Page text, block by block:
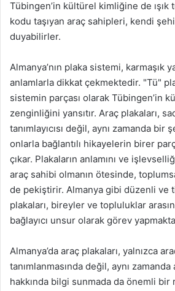
Tübingen’in kültürel kimliğine de ışık
kodu taşıyan araç sahipleri, kendi
duyabilirler.
Almanya’nın plaka sistemi, karmaşık
anlamlarla dikkat çekmektedir. "Tü"
sistemin parçası olarak Tübingen’in
zenginliğini yansıtır. Araç plakaları,
tanımlayıcısı değil, aynı zamanda bir
onlarla bağlantılı hikayelerin birer
çıkar. Plakaların anlamını ve
araç sahibi olmanın ötesinde,
de pekiştirir. Almanya gibi düzenli ve
plakaları, bireyler ve topluluklar
bağlayıcı unsur olarak görev
Almanya’da araç plakaları, yalnızca
tanımlanmasında değil, aynı
hakkında bilgi sunmada da önemli bir